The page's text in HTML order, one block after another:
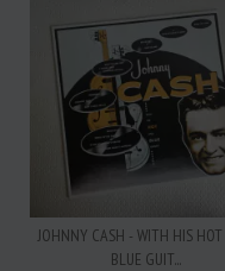
JOHNNY CASH - WITH HIS
BLUE GUIT...